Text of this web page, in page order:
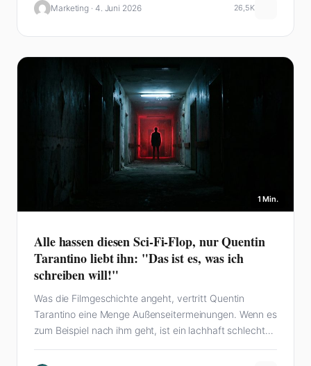
Marketing · 4. Juni 2026 26,5K
1 Min.
Alle hassen diesen Sci-Fi-Flop, nur Quentin
Tarantino liebt ihn: "Das ist es, was ich
schreiben will!"
Was die Filmgeschichte angeht, vertritt Quentin
Tarantino eine Menge Außenseitermeinungen. Wenn es
zum Beispiel nach ihm geht, ist ein lachhaft schlechter